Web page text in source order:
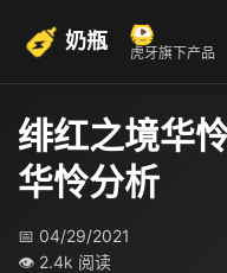
奶瓶 虎牙旗下产品
绯红之境华
华怜分析
📅 04/29/2021
👁 2.4k 阅读